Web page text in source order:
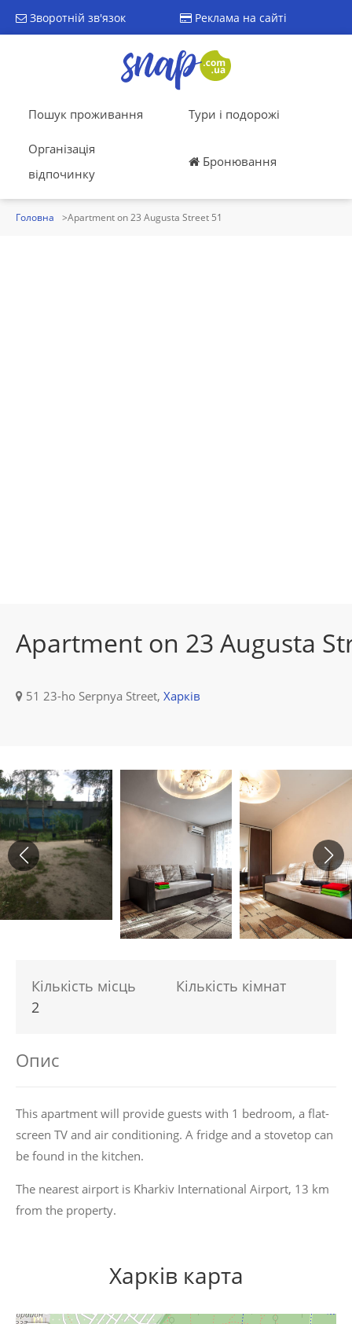
Зворотній зв'язок Реклама на сайті
Пошук проживання Тури і подорожі
Організація
відпочинку
Бронювання
Головна Apartment on 23 Augusta Street 51
Apartment on 23 Augusta
51 23-ho Serpnya Street, Харків
Кількість місць
2
Кількість кімнат
Опис
This apartment will provide guests with 1 bedroom, a flat-
screen TV and air conditioning. A fridge and a stovetop can
be found in the kitchen.
The nearest airport is Kharkiv International Airport, 13 km
from the property.
Харків карта